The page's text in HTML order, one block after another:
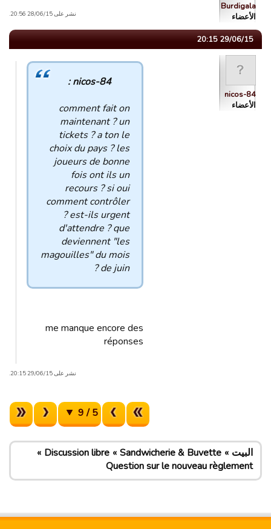
Burdigala
الأعضاء
نشر على 28/06/15 20:56.
29/06/15 20:15
nicos-84
الأعضاء
nicos-84 :
comment fait on
maintenant ? un
tickets ? a ton le
choix du pays ? les
joueurs de bonne
fois ont ils un
recours ? si oui
comment contrôler
? est-ils urgent
d'attendre ? que
deviennent "les
magouilles" du mois
de juin ?
me manque encore des
réponses
نشر على 29/06/15 20:15.
5 / 9
البيت Sandwicherie & Buvette
Discussion libre
Question sur le nouveau règlement